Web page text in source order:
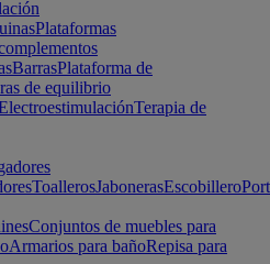
Plataformas
BarrasPlataforma de
de equilibrio
Terapia de
ToallerosJabonerasEscobillero
Conjuntos de muebles para
Armarios para bañoRepisa para